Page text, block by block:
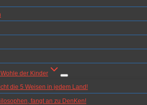
der Kinder
die 5 Weisen in jedem Land!
fangt an zu DenKen!